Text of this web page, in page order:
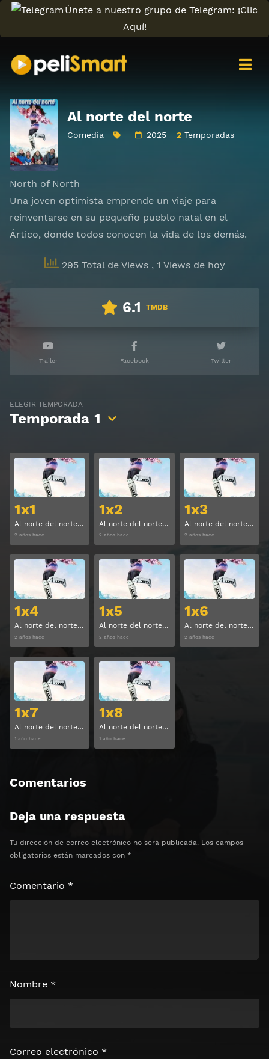
Únete a nuestro grupo de Telegram: ¡Clic
Aquí!
Al norte del norte
Comedia 2025 2Temporadas
North of North
Una joven optimista emprende un viaje para
reinventarse en su pequeño pueblo natal en el
Ártico, donde todos conocen la vida de los demás.
295 Total de Views , 1 Views de hoy
6.1 TMDB
Trailer Facebook Twitter
ELEGIR TEMPORADA
Temporada 1
1x1
Al norte del norte Temporada 1 Capitulo 1
2 años hace
1x2
Al norte del norte Temporada 1 Capitulo 2
2 años hace
1x3
Al norte del norte Temporada 1 Capitulo 3
2 años hace
1x4
Al norte del norte Temporada 1 Capitulo 4
2 años hace
1x5
Al norte del norte Temporada 1 Capitulo 5
2 años hace
1x6
Al norte del norte Temporada 1 Capitulo 6
2 años hace
1x7
Al norte del norte Temporada 1 Capitulo 7
1 año hace
1x8
Al norte del norte Temporada 1 Capitulo 8
1 año hace
Comentarios
Deja una respuesta
Tu dirección de correo electrónico no será publicada. Los campos
obligatorios están marcados con *
Comentario *
Nombre *
Correo electrónico *